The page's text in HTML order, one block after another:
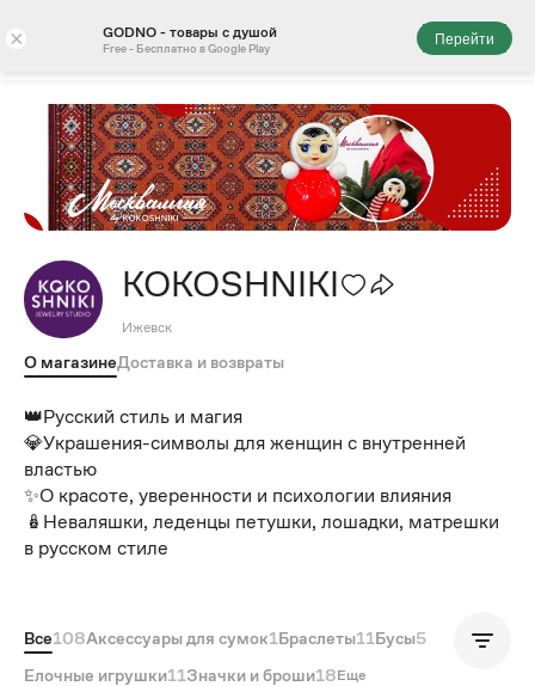
× GODNO - товары с душой
Free - Бесплатно в Google Play
Перейти
KOKOSHNIKI
Ижевск
О магазинеДоставка и возвраты
👑Русский стиль и магия
💎Украшения-символы для женщин с внутренней
властью
✨О красоте, уверенности и психологии влияния
🪆Неваляшки, леденцы петушки, лошадки, матрешки
в русском стиле
Все108Аксессуары для сумок1Браслеты11Бусы5
Елочные игрушки11Значки и броши18Еще
Популярные